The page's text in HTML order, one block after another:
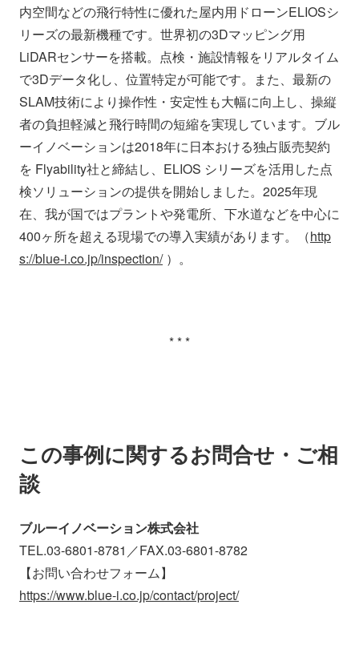
内空間などの飛行特性に優れた屋内用ドローンELIOSシ
リーズの最新機種です。世界初の3Dマッピング用
LiDARセンサーを搭載。点検・施設情報をリアルタイム
で3Dデータ化し、位置特定が可能です。また、最新の
SLAM技術により操作性・安定性も大幅に向上し、操縦
者の負担軽減と飛行時間の短縮を実現しています。ブル
ーイノベーションは2018年に日本おける独占販売契約
を Flyability社と締結し、ELIOS シリーズを活用した点
検ソリューションの提供を開始しました。2025年現
在、我が国ではプラントや発電所、下水道などを中心に
400ヶ所を超える現場での導入実績があります。（http
s://blue-i.co.jp/inspection/）。
* * *
この事例に関するお問合せ・ご相
談
ブルーイノベーション株式会社
TEL.03-6801-8781／FAX.03-6801-8782
【お問い合わせフォーム】
https://www.blue-i.co.jp/contact/project/